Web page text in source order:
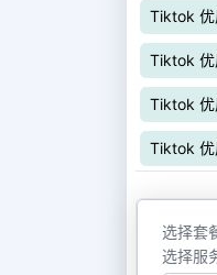
Tiktok 优
Tiktok 优
Tiktok 优
Tiktok 优
选择套
选择服